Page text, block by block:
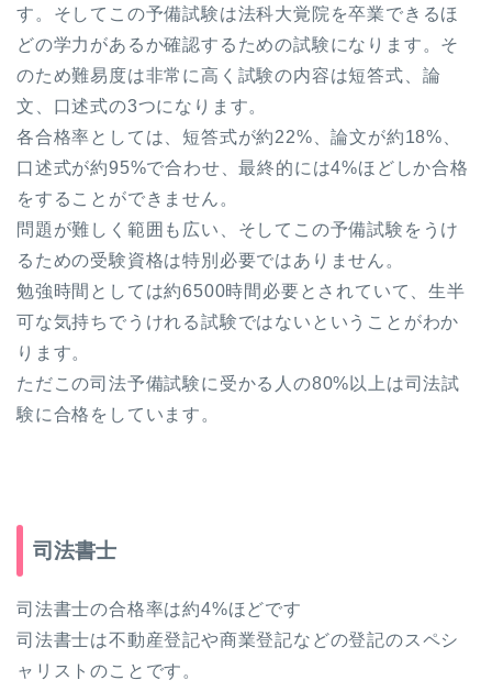
す。そしてこの予備試験は法科大覚院を卒業できるほ
どの学力があるか確認するための試験になります。そ
のため難易度は非常に高く試験の内容は短答式、論
文、口述式の3つになります。
各合格率としては、短答式が約22%、論文が約18%、
口述式が約95%で合わせ、最終的には4%ほどしか合格
をすることができません。
問題が難しく範囲も広い、そしてこの予備試験をうけ
るための受験資格は特別必要ではありません。
勉強時間としては約6500時間必要とされていて、生半
可な気持ちでうけれる試験ではないということがわか
ります。
ただこの司法予備試験に受かる人の80%以上は司法試
験に合格をしています。
司法書士
司法書士の合格率は約4%ほどです
司法書士は不動産登記や商業登記などの登記のスペシ
ャリストのことです。